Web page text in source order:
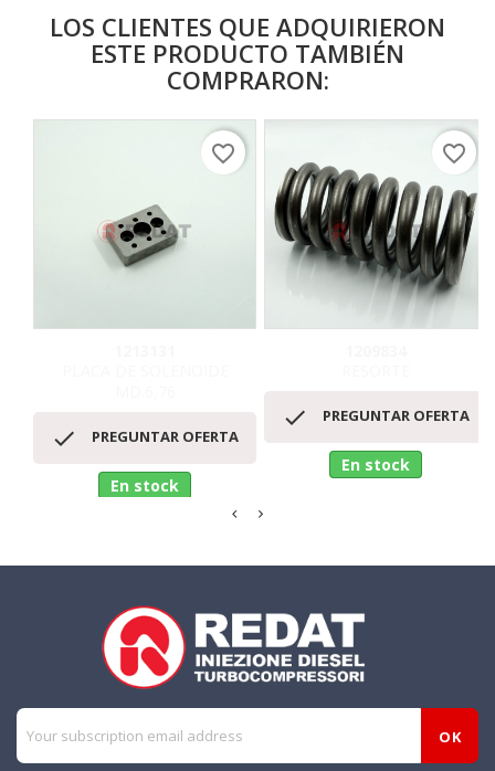
LOS CLIENTES QUE ADQUIRIERON
ESTE PRODUCTO TAMBIÉN
COMPRARON:
 PREGUNTAR OFERTA
En stock
favorite_border
 PREGUNTAR OFERTA
En stock
favorite_border